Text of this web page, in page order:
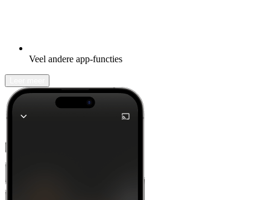
Veel andere app-functies